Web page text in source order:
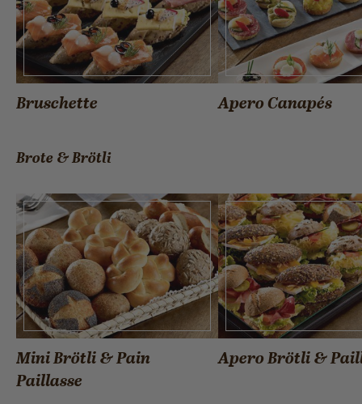
Bruschette Apero Canapés
Brote & Brötli
Mini Brötli & Pain
Paillasse
Apero Brötli &